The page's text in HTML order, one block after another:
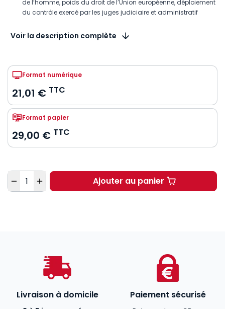
de l’homme, poids du droit de l’Union européenne, déploiement
du contrôle exercé par les juges judiciaire et administratif
Voir la description complète
Format numérique
21,01 € TTC
Format papier
29,00 € TTC
Quantité Ajouter au panierLibertés publiques.
Livraison à domicile Paiement sécurisé